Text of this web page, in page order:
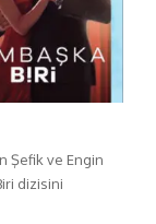
Şefik ve Engin
dizisini